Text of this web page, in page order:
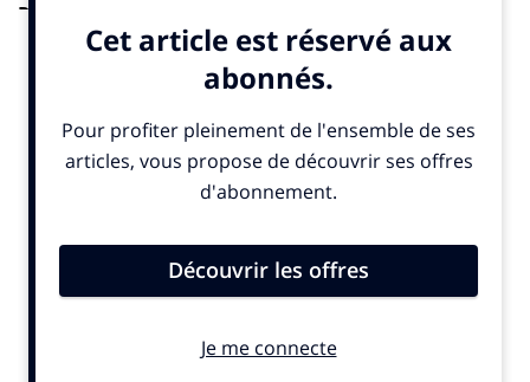
P. C. :
moi qui me suis rendu compte de ce qui se jouait. Ce
sont des gens plus jeunes de l’entreprise qui ont fini
cela fait quasiment de nous une société àmission ».
Obtenir ce statut c’était finalement la concrétisation
ultime de ce qu’on faisait déjà depuis un moment. Au
s’est naturellement orienté sur « concevoir la
communication comme un vecteur d’harmonie sociale
et environnementale ». Des valeurs fortes que chacun
objectifs statutaires sur la responsabilité de la